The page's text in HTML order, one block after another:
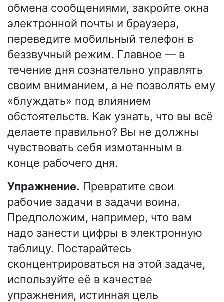
обмена сообщениями, закройте окна
электронной почты и браузера,
переведите мобильный телефон в
беззвучный режим. Главное — в
течение дня сознательно управлять
своим вниманием, а не позволять ему
«блуждать» под влиянием
обстоятельств. Как узнать, что вы всё
делаете правильно? Вы не должны
чувствовать себя измотанным в
конце рабочего дня.
Упражнение. Превратите свои
рабочие задачи в задачи воина.
Предположим, например, что вам
надо занести цифры в электронную
таблицу. Постарайтесь
сконцентрироваться на этой задаче,
используйте её в качестве
упражнения, истинная цель